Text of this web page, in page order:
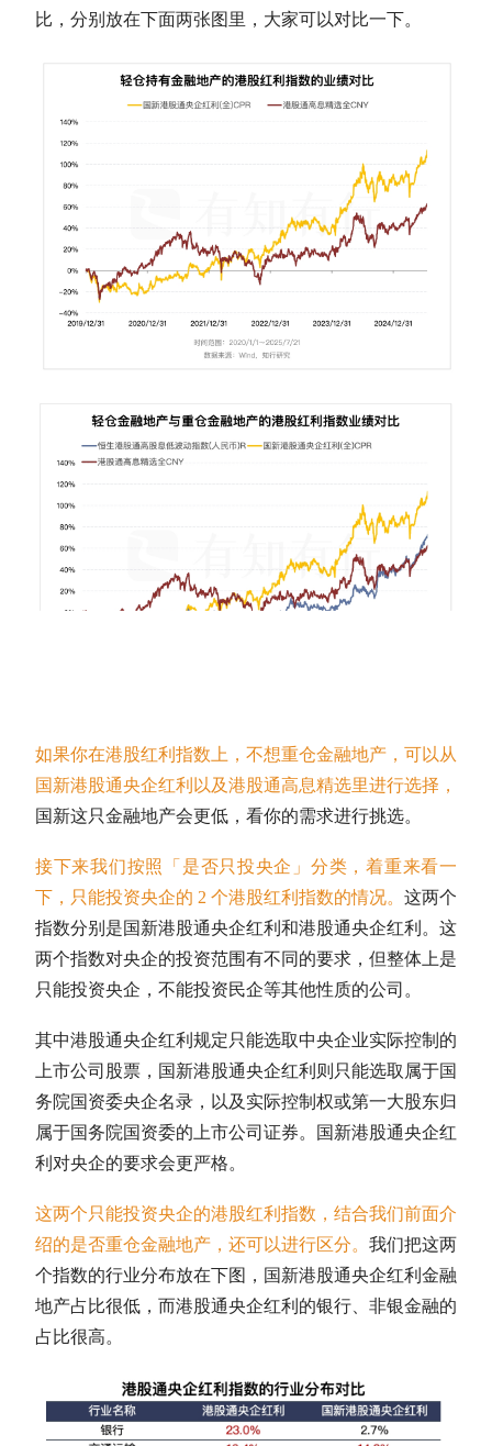
比，分别放在下面两张图里，大家可以对比一下。
如果你在港股红利指数上，不想重仓金融地产，可以从
国新港股通央企红利以及港股通高息精选里进行选择，
国新这只金融地产会更低，看你的需求进行挑选。
接下来我们按照「是否只投央企」分类，着重来看一
下，只能投资央企的 2 个港股红利指数的情况。 这两个
指数分别是国新港股通央企红利和港股通央企红利。这
两个指数对央企的投资范围有不同的要求，但整体上是
只能投资央企，不能投资民企等其他性质的公司。
其中港股通央企红利规定只能选取中央企业实际控制的
上市公司股票，国新港股通央企红利则只能选取属于国
务院国资委央企名录，以及实际控制权或第一大股东归
属于国务院国资委的上市公司证券。国新港股通央企红
利对央企的要求会更严格。
这两个只能投资央企的港股红利指数，结合我们前面介
绍的是否重仓金融地产，还可以进行区分。 我们把这两
个指数的行业分布放在下图，国新港股通央企红利金融
地产占比很低，而港股通央企红利的银行、非银金融的
占比很高。